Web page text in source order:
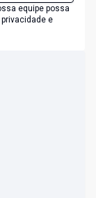
equipe possa
e